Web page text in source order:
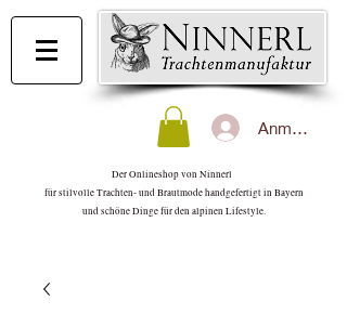
Anmelden
Der Onlineshop von Ninnerl
für stilvolle Trachten- und Brautmode handgefertigt in Bayern
und schöne Dinge für den alpinen Lifestyle.